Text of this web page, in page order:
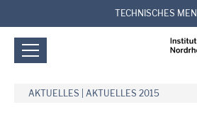
TECHNISCHES
AKTUELLES AKTUELLES 2015